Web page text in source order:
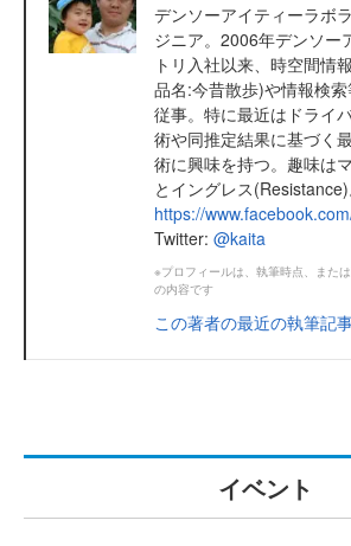
デンソーアイティーラボ
ジニア。2006年デンソー
トリ入社以来、時空間情
品名:今昔散歩)や情報検
従事。特に最近はドライ
術や同推定結果に基づく
術に興味を持つ。趣味は
とイングレス
https://
Twitter: @kaita
※プロフィールは、執筆時点、また
の内容です
この著者の最近の執筆記
イベント